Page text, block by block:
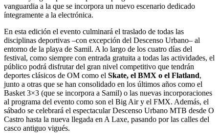
vanguardia a la que se incorpora un nuevo escenario dedicado
íntegramente a la electrónica.
En esta edición el evento culminará el traslado de todas las
disciplinas deportivas –con excepción del Descenso Urbano– al
entorno de la playa de Samil. A lo largo de los cuatro días del
festival, como siempre con entrada gratuita a todas las actividades, el
público podrá disfrutar del gran nivel competitivo que tendrán
deportes clásicos de OM como el Skate, el BMX o el Flatland,
junto a otras que se han consolidado en los últimos años como el
Basket 3×3 (que se incorpora a Samil) o las nuevas incorporaciones
al programa del evento como son el Big Air y el FMX. Además, el
sábado se celebrará el espectacular Descenso Urbano MTB desde O
Castro hasta la nueva llegada en A Laxe, pasando por las calles del
casco antiguo vigués.